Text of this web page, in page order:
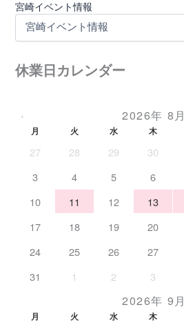
宮崎イベント情報
休業日カレンダー
‹ 2026年 8月
月 火 水 木
27 28 29 30
3
4 5 6
10
11 12 13
17
18 19 20
24
25 26 27
31
1 2 3
2026年 9月
月 火 水 木